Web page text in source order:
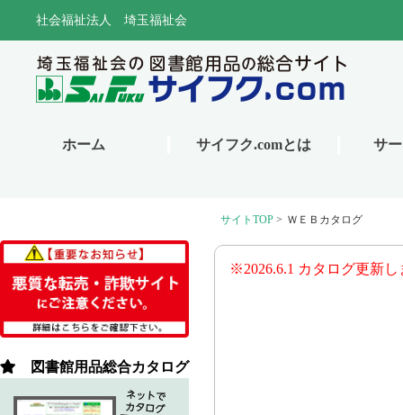
サイトTOP > ＷＥＢカタログ
※2026.6.1 カタログ更新し